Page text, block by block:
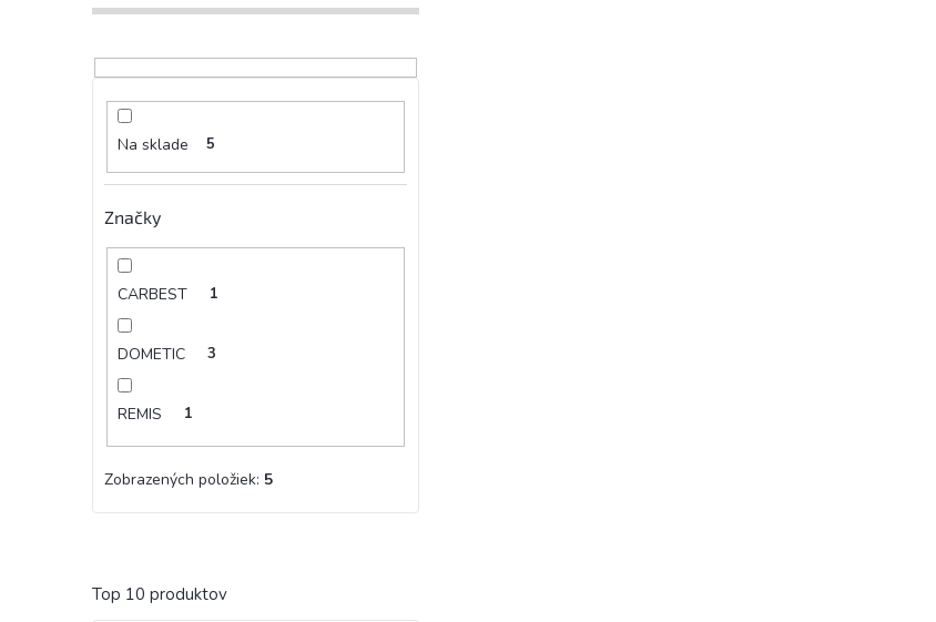
Na sklade 5
Značky
CARBEST 1
DOMETIC 3
REMIS 1
Zobrazených položiek: 5
Top 10 produktov